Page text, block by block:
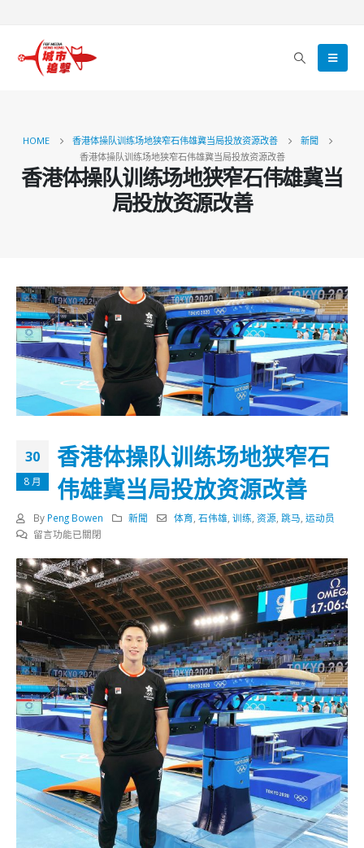
HOME 香港体操队训练场地狭窄石伟雄冀当局投放资源改善
新聞
香港体操队训练场地狭窄石伟雄冀当局投放资源改善
香港体操队训练场地狭窄石伟雄冀当
局投放资源改善
30
8 月
香港体操队训练场地狭窄石
伟雄冀当局投放资源改善
By Peng Bowen 新聞 体育,石伟雄,训练,资源,跳马,运动员
在
港
体
操
训
练
场
地
狭
窄
石
雄
当
局
留言功能已關閉